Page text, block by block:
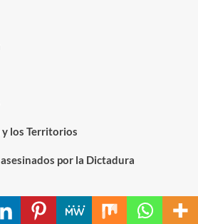
y los Territorios
por la Dictadura